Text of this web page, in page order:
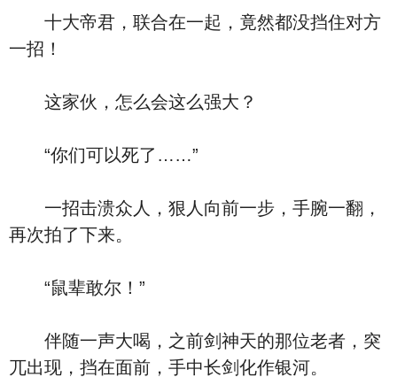
十大帝君，联合在一起，竟然都没挡住对方
一招！
这家伙，怎么会这么强大？
“你们可以死了……”
一招击溃众人，狠人向前一步，手腕一翻，
再次拍了下来。
“鼠辈敢尔！”
伴随一声大喝，之前剑神天的那位老者，突
兀出现，挡在面前，手中长剑化作银河。